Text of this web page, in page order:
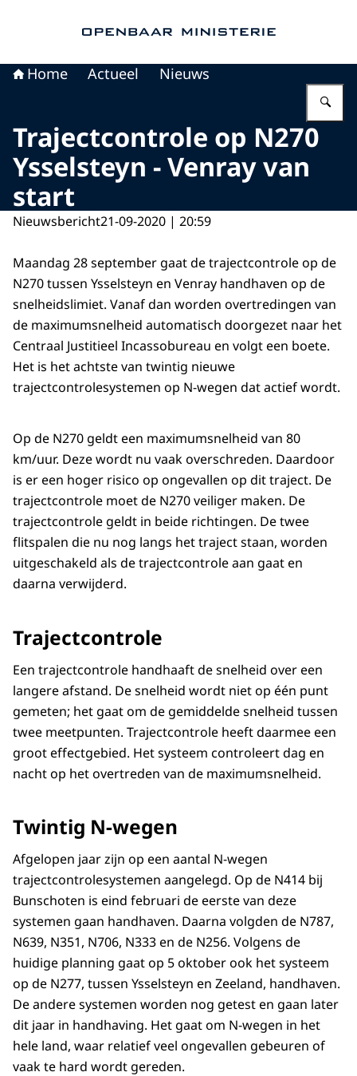
Home Actueel Nieuws
Trajectcontrole op N270
Ysselsteyn - Venray van
start
Nieuwsbericht21-09-2020 | 20:59
Maandag 28 september gaat de trajectcontrole op de
N270 tussen Ysselsteyn en Venray handhaven op de
snelheidslimiet. Vanaf dan worden overtredingen van
de maximumsnelheid automatisch doorgezet naar het
Centraal Justitieel Incassobureau en volgt een boete.
Het is het achtste van twintig nieuwe
trajectcontrolesystemen op N-wegen dat actief wordt.
Op de N270 geldt een maximumsnelheid van 80
km/uur. Deze wordt nu vaak overschreden. Daardoor
is er een hoger risico op ongevallen op dit traject. De
trajectcontrole moet de N270 veiliger maken. De
trajectcontrole geldt in beide richtingen. De twee
flitspalen die nu nog langs het traject staan, worden
uitgeschakeld als de trajectcontrole aan gaat en
daarna verwijderd.
Trajectcontrole
Een trajectcontrole handhaaft de snelheid over een
langere afstand. De snelheid wordt niet op één punt
gemeten; het gaat om de gemiddelde snelheid tussen
twee meetpunten. Trajectcontrole heeft daarmee een
groot effectgebied. Het systeem controleert dag en
nacht op het overtreden van de maximumsnelheid.
Twintig N-wegen
Afgelopen jaar zijn op een aantal N-wegen
trajectcontrolesystemen aangelegd. Op de N414 bij
Bunschoten is eind februari de eerste van deze
systemen gaan handhaven. Daarna volgden de N787,
N639, N351, N706, N333 en de N256. Volgens de
huidige planning gaat op 5 oktober ook het systeem
op de N277, tussen Ysselsteyn en Zeeland, handhaven.
De andere systemen worden nog getest en gaan later
dit jaar in handhaving. Het gaat om N-wegen in het
hele land, waar relatief veel ongevallen gebeuren of
vaak te hard wordt gereden.